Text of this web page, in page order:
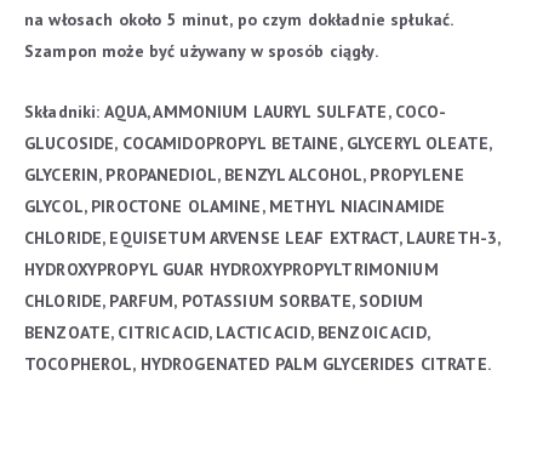
na włosach około 5 minut, po czym dokładnie spłukać.
Szampon może być używany w sposób ciągły.
Składniki: AQUA, AMMONIUM LAURYL SULFATE, COCO-
GLUCOSIDE, COCAMIDOPROPYL BETAINE, GLYCERYL OLEATE,
GLYCERIN, PROPANEDIOL, BENZYL ALCOHOL, PROPYLENE
GLYCOL, PIROCTONE OLAMINE, METHYL NIACINAMIDE
CHLORIDE, EQUISETUM ARVENSE LEAF EXTRACT, LAURETH-3,
HYDROXYPROPYL GUAR HYDROXYPROPYLTRIMONIUM
CHLORIDE, PARFUM, POTASSIUM SORBATE, SODIUM
BENZOATE, CITRIC ACID, LACTIC ACID, BENZOIC ACID,
TOCOPHEROL, HYDROGENATED PALM GLYCERIDES CITRATE.